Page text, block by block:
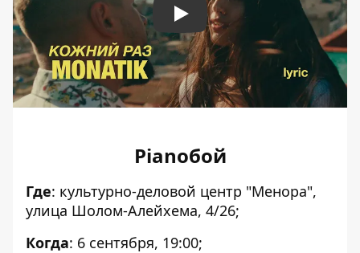
Play
Pianoбой
Где: культурно-деловой центр "Менора",
улица Шолом-Алейхема, 4/26;
Когда: 6 сентября, 19:00;